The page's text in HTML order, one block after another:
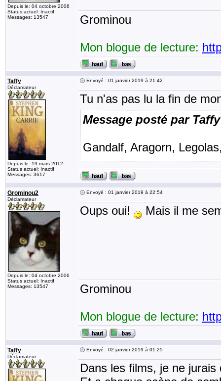
Depuis le: 04 octobre 2006
Status actuel: Inactif
Messages: 13547
Grominou
Mon blogue de lecture:
Taffy
Déclamateur
Depuis le: 19 mars 2012
Status actuel: Inactif
Messages: 3617
Envoyé : 01 janvier 2019 à 21:42
Tu n'as pas lu la fin de
Message posté par Taffy
Gandalf, Aragorn,
Grominou2
Déclamateur
Depuis le: 04 octobre 2006
Status actuel: Inactif
Messages: 13547
Envoyé : 01 janvier 2019 à 22:54
Oups oui! Mais il me
Grominou
Mon blogue de lecture:
Taffy
Déclamateur
Envoyé : 02 janvier 2019 à 01:25
Dans les films, je ne